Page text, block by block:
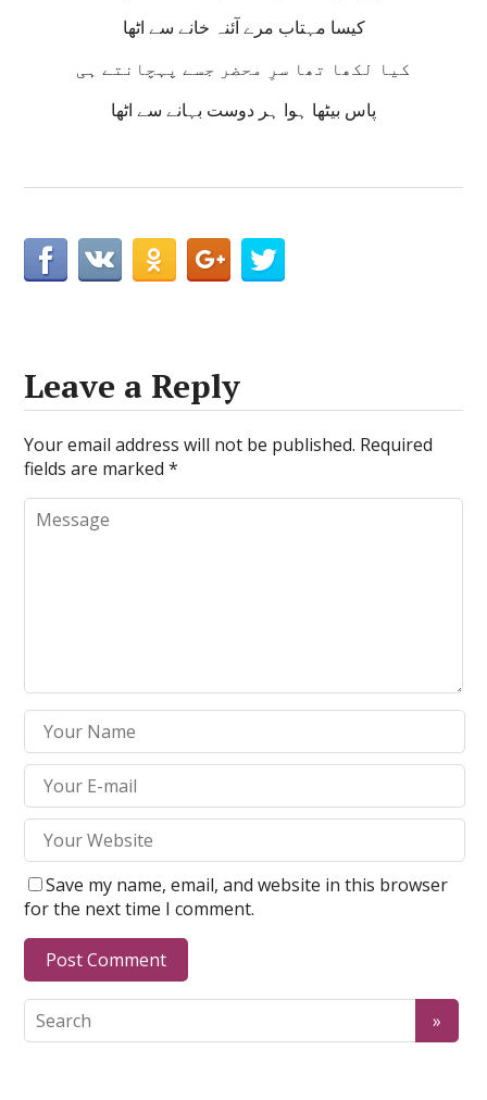
کیسا مہتاب مرے آئنہ خانے سے اٹھا
کیا لکھا تھا سرِ محضر جسے پہچانتے ہی
پاس بیٹھا ہوا ہر دوست بہانے سے اٹھا
Leave a Reply
Your email address will not be published. Required
fields are marked*
Save my name, email, and website in this browser
for the next time I comment.